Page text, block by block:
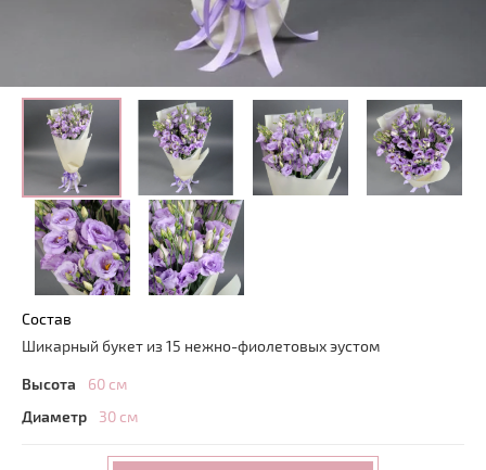
Состав
Шикарный букет из 15 нежно-фиолетовых эустом
Высота
60 см
Диаметр
30 см